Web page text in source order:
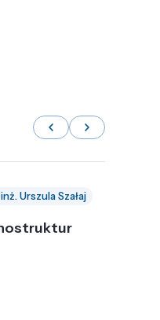
Urszula Szałaj